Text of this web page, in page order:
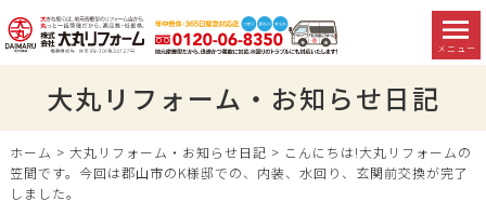
メニュー
大丸リフォーム・お知らせ日記
ホーム > 大丸リフォーム・お知らせ日記 > こんにちは!大丸リフォームの
笠間です。今回は郡山市のK様邸での、内装、水回り、玄関前交換が完了
しました。